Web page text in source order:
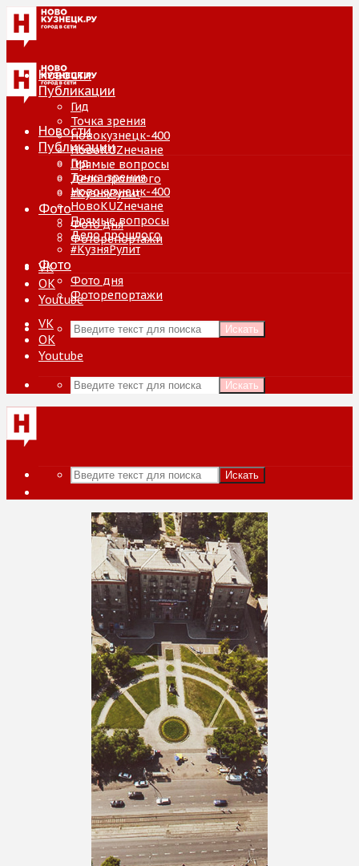
Новости
Публикации
Гид
Точка зрения
Новокузнецк-400
НовоKUZнечане
Прямые вопросы
Дело прошлого
#КузняРулит
Фото
Фото дня
Фоторепортажи
VK
ОК
Youtube
Искать
Новости
Публикации
Гид
Точка зрения
Новокузнецк-400
НовоKUZнечане
Прямые вопросы
Дело прошлого
#КузняРулит
Фото
Фото дня
Фоторепортажи
VK
ОК
Youtube
Искать
Искать